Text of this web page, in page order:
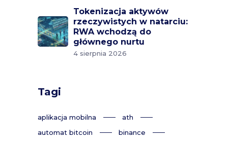
Tokenizacja aktywów
rzeczywistych w natarciu:
RWA wchodzą do
głównego nurtu
4 sierpnia 2026
Tagi
aplikacja mobilna
ath
automat bitcoin
binance